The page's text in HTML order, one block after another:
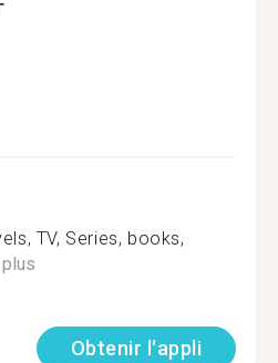
TV, Series, books,
Obtenir l'appli